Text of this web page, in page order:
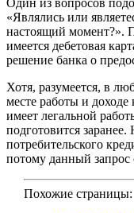
Один из вопросов
«Являлись или
настоящий момент?».
имеется дебетовая
решение банка о
Хотя, разумеется, в
месте работы и доходе
имеет легальной
подготовится
потребительского
потому данный запрос
Похожие страницы: